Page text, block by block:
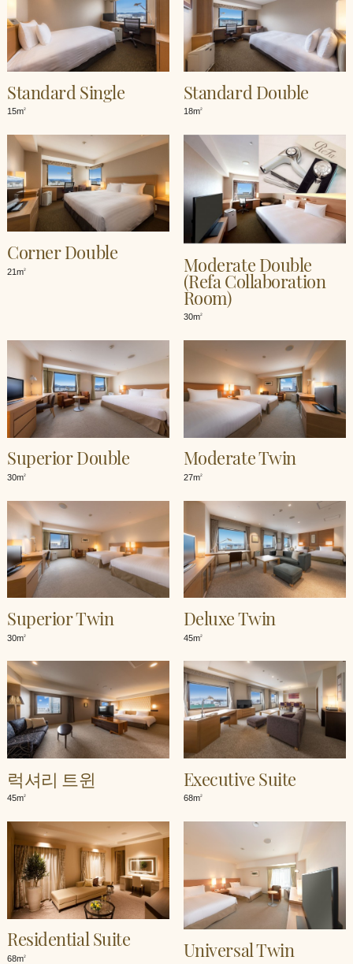
Standard Single
15m2
Standard Double
18m2
Corner Double
21m2 Moderate Double
(Refa Collaboration
Room)
30m2
Superior Double
30m2
Moderate Twin
27m2
Superior Twin
30m2
Deluxe Twin
45m2
럭셔리 트윈
45m2
Executive Suite
68m2
Residential Suite
68m2 Universal Twin